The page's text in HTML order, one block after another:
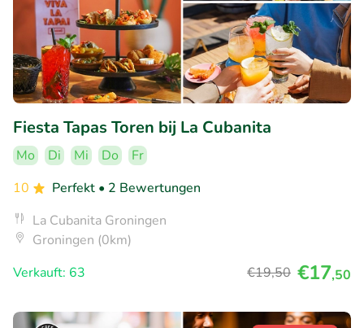
Fiesta Tapas Toren bij La Cubanita
Mo Di Mi Do
Fr
10
Perfekt • 2 Bewertungen
La Cubanita Groningen
Groningen (0km)
Verkauft: 63
€19,50 €17,50